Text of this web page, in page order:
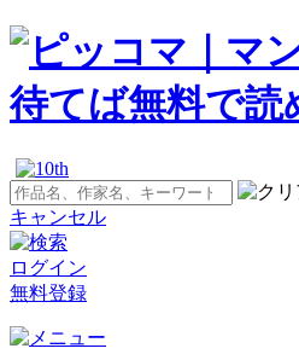
キャンセル
ログイン
無料登録